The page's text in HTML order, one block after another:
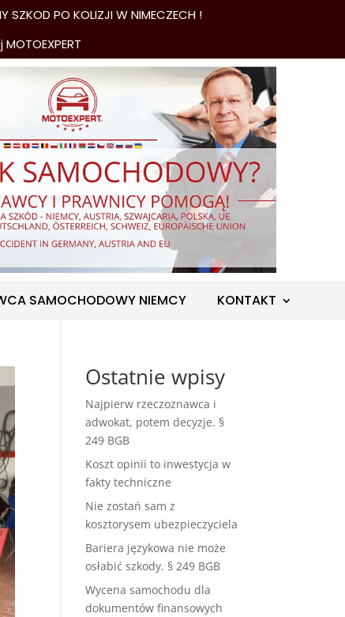
PO KOLIZJI W NIMECZECH !
SAMOCHODOWY NIEMCY KONTAKT
Ostatnie wpisy
Najpierw rzeczoznawca i
adwokat, potem decyzje. §
249 BGB
Koszt opinii to inwestycja w
fakty techniczne
Nie zostań sam z
kosztorysem ubezpieczyciela
Bariera językowa nie może
osłabić szkody. § 249 BGB
Wycena samochodu dla
dokumentów finansowych